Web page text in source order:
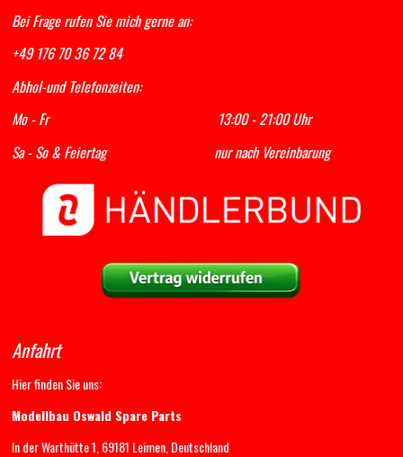
Bei Frage rufen Sie mich gerne an:
+49 176 70 36 72 84
Abhol-und Telefonzeiten:
Mo - Fr 13:00 - 21:00 Uhr
Sa - So & Feiertag nur nach Vereinbarung
Anfahrt
Hier finden Sie uns:
Modellbau Oswald Spare Parts
In der Warthütte 1, 69181 Leimen, Deutschland